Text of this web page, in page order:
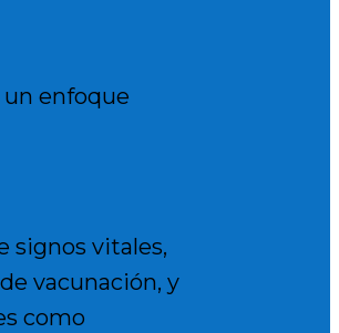
enfoque
signos vitales,
vacunación, y
como